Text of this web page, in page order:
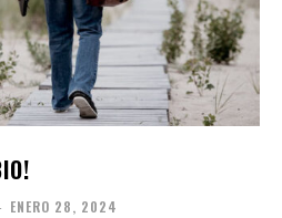
ENERO 28, 2024